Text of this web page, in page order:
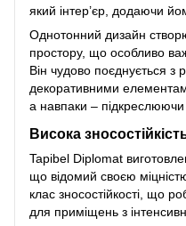
який інтер’єр, додаючи
Однотонний дизайн
простору, що особливо
Він чудово поєднується з
декоративними
а навпаки – підкреслюючи
Висока
Tapibel Diplomat
що відомий своєю
клас зносостійкості, що
для приміщень з